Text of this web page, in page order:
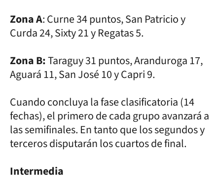
Zona A: Curne 34 puntos, San Patricio y
Curda 24, Sixty 21 y Regatas 5.
Zona B:Taraguy 31 puntos, Aranduroga 17,
Aguará 11, San José 10 y Capri 9.
Cuando concluya la fase clasificatoria (14
fechas), el primero de cada grupo avanzará a
las semifinales. En tanto que los segundos y
terceros disputarán los cuartos de final.
Intermedia